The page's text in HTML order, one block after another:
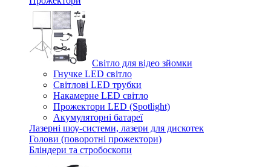
Світло для відео зйомки
Гнучке LED світло
Світлові LED трубки
Накамерне LED світло
Прожектори LED (Spotlight)
Акумуляторні батареї
Лазерні шоу-системи, лазери для дискотек
Голови (поворотні прожектори)
Бліндери та стробоскопи